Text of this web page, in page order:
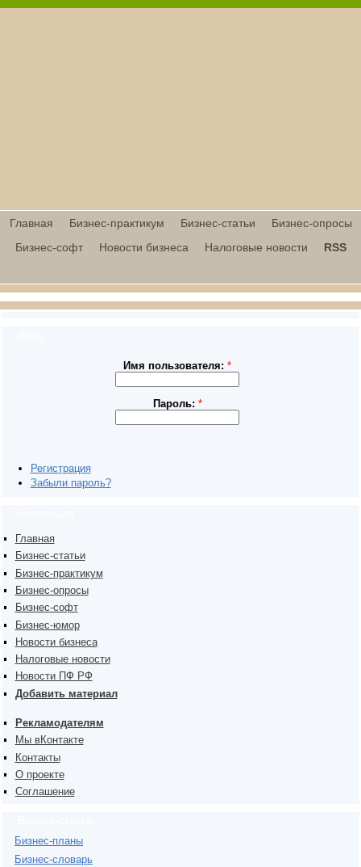
Главная Бизнес-практикум Бизнес-статьи
Бизнес-опросы
Бизнес-софт
Новости бизнеса Налоговые новости RSS
Имя пользователя:*
Пароль: *
Регистрация
Забыли пароль?
Главная
Бизнес-статьи
Бизнес-практикум
Бизнес-опросы
Бизнес-софт
Бизнес-юмор
Новости бизнеса
Налоговые новости
Новости ПФ РФ
Добавить материал
Рекламодателям
Мы вКонтакте
Контакты
О проекте
Соглашение
Бизнес-планы
Бизнес-словарь